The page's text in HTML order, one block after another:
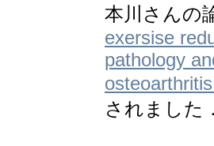
本川さんの
exersise
pathology
されました